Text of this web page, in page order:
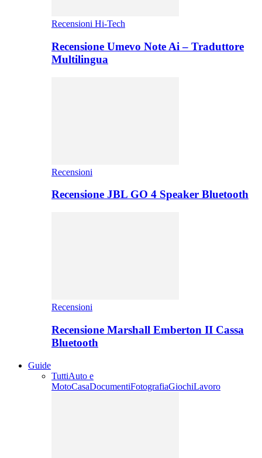
Recensioni Hi-Tech
Recensione Umevo Note Ai – Traduttore
Multilingua
Recensioni
Recensione JBL GO 4 Speaker Bluetooth
Recensioni
Recensione Marshall Emberton II Cassa
Bluetooth
Guide
TuttiAuto e
MotoCasaDocumentiFotografiaGiochiLavoro